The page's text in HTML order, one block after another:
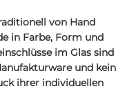
von Hand
in Farbe, Form und
im Glas sind
und kein
ihrer individuellen